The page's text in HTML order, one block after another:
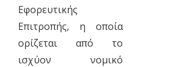
Εφορευτικής
Επιτροπής, η οποία
ορίζεται από το
ισχύον νομικό